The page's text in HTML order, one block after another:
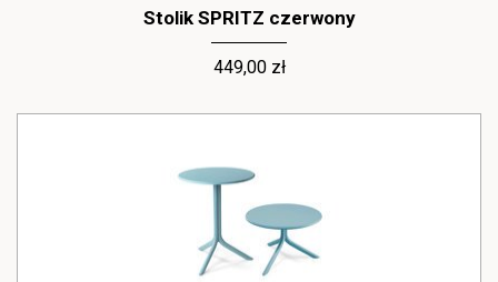
Stolik SPRITZ czerwony
449,00 zł